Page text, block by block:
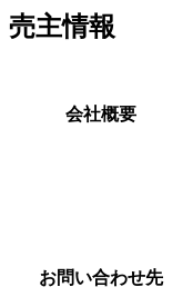
売主情報
会社概要
お問い合わせ先